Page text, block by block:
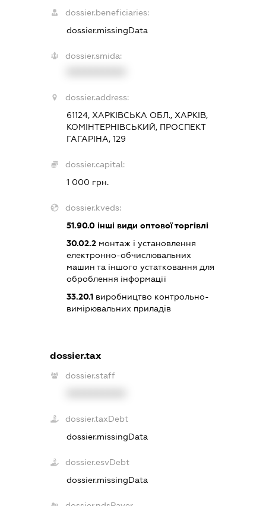
dossier.beneficiaries:
dossier.missingData
dossier.smida:
dossier.address:
61124, ХАРКІВСЬКА ОБЛ., ХАРКІВ,
КОМІНТЕРНІВСЬКИЙ, ПРОСПЕКТ
ГАГАРІНА, 129
dossier.capital:
1 000 грн.
dossier.kveds:
51.90.0 інші види оптової торгівлі
30.02.2 монтаж і установлення
електронно-обчислювальних
машин та іншого устатковання для
оброблення інформації
33.20.1 виробництво контрольно-
вимірювальних приладів
dossier.tax
dossier.staff
dossier.taxDebt
dossier.missingData
dossier.esvDebt
dossier.missingData